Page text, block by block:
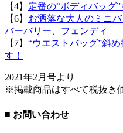
【4】 定番の“ボディバッグ
【6】 お洒落な大人のミニ
バーバリー、フェンディ
【7】 “ウエストバッグ”斜
す！
2021年2月号より
※掲載商品はすべて税抜き
■ お問い合わせ